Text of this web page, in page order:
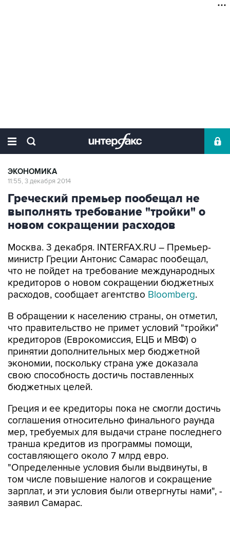
ЭКОНОМИКА
11:55, 3 декабря 2014
Греческий премьер пообещал не
выполнять требование "тройки" о
новом сокращении расходов
Москва. 3 декабря. INTERFAX.RU – Премьер-
министр Греции Антонис Самарас пообещал,
что не пойдет на требование международных
кредиторов о новом сокращении бюджетных
расходов, сообщает агентство Bloomberg.
В обращении к населению страны, он отметил,
что правительство не примет условий "тройки"
кредиторов (Еврокомиссия, ЕЦБ и МВФ) о
принятии дополнительных мер бюджетной
экономии, поскольку страна уже доказала
свою способность достичь поставленных
бюджетных целей.
Греция и ее кредиторы пока не смогли достичь
соглашения относительно финального раунда
мер, требуемых для выдачи стране последнего
транша кредитов из программы помощи,
составляющего около 7 млрд евро.
"Определенные условия были выдвинуты, в
том числе повышение налогов и сокращение
зарплат, и эти условия были отвергнуты нами", -
заявил Самарас.